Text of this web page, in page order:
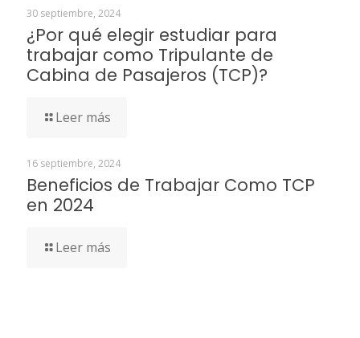
30 septiembre, 2024
¿Por qué elegir estudiar para
trabajar como Tripulante de
Cabina de Pasajeros (TCP)?
Leer más
16 septiembre, 2024
Beneficios de Trabajar Como TCP
en 2024
Leer más